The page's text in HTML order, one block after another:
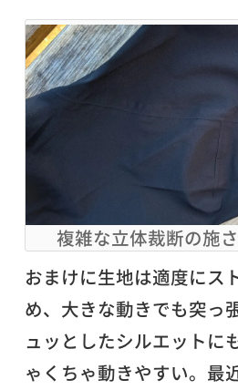
複雑な立体裁断の施
おまけに生地は適度にス
め、大きな動きでも突っ
ュッとしたシルエットに
ゃくちゃ動きやすい。最